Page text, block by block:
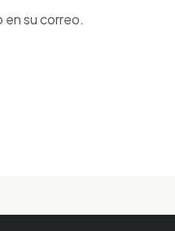
en su correo.